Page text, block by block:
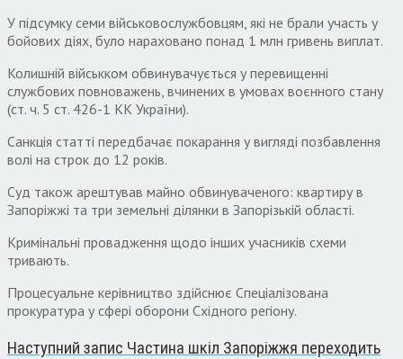
У підсумку семи військовослужбовцям, які не брали участь у
бойових діях, було нараховано понад 1 млн гривень виплат.
Колишній військком обвинувачується у перевищенні
службових повноважень, вчинених в умовах воєнного стану
(ст. ч. 5 ст. 426-1 КК України).
Санкція статті передбачає покарання у вигляді позбавлення
волі на строк до 12 років.
Суд також арештував майно обвинуваченого: квартиру в
Запоріжжі та три земельні ділянки в Запорізькій області.
Кримінальні провадження щодо інших учасників схеми
тривають.
Процесуальне керівництво здійснює Спеціалізована
прокуратура у сфері оборони Східного регіону.
Наступний запис Частина шкіл Запоріжжя переходить